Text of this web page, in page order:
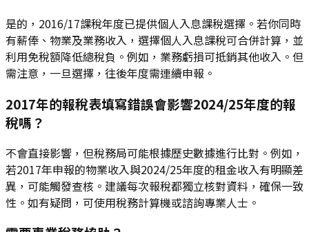
是的，2016/17課稅年度已提供個人入息課稅選擇。若你同時
有薪俸、物業及業務收入，選擇個人入息課稅可合併計算，並
利用免稅額降低總稅負。例如，業務虧損可抵銷其他收入。但
需注意，一旦選擇，往後年度需連續申報。
2017年的報稅表填寫錯誤會影響2024/25年度的報
稅嗎？
不會直接影響，但稅務局可能根據歷史數據進行比對。例如，
若2017年申報的物業收入與2024/25年度的租金收入有明顯差
異，可能觸發查核。建議每次報稅都獨立核對資料，確保一致
性。如有疑問，可使用稅務計算機或諮詢專業人士。